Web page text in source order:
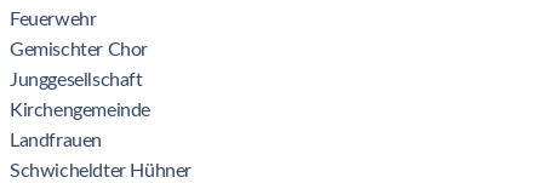
Feuerwehr
Gemischter Chor
Junggesellschaft
Kirchengemeinde
Landfrauen
Schwicheldter Hühner